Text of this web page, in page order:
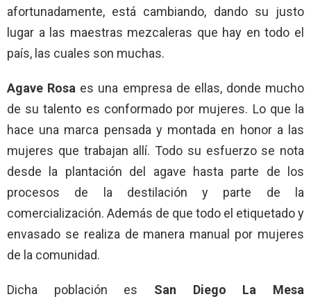
afortunadamente, está cambiando, dando su justo
lugar a las maestras mezcaleras que hay en todo el
país, las cuales son muchas.
Agave Rosa es una empresa de ellas, donde mucho
de su talento es conformado por mujeres. Lo que la
hace una marca pensada y montada en honor a las
mujeres que trabajan allí. Todo su esfuerzo se nota
desde la plantación del agave hasta parte de los
procesos de la destilación y parte de la
comercialización. Además de que todo el etiquetado y
envasado se realiza de manera manual por mujeres
de la comunidad.
Dicha población es San Diego La Mesa